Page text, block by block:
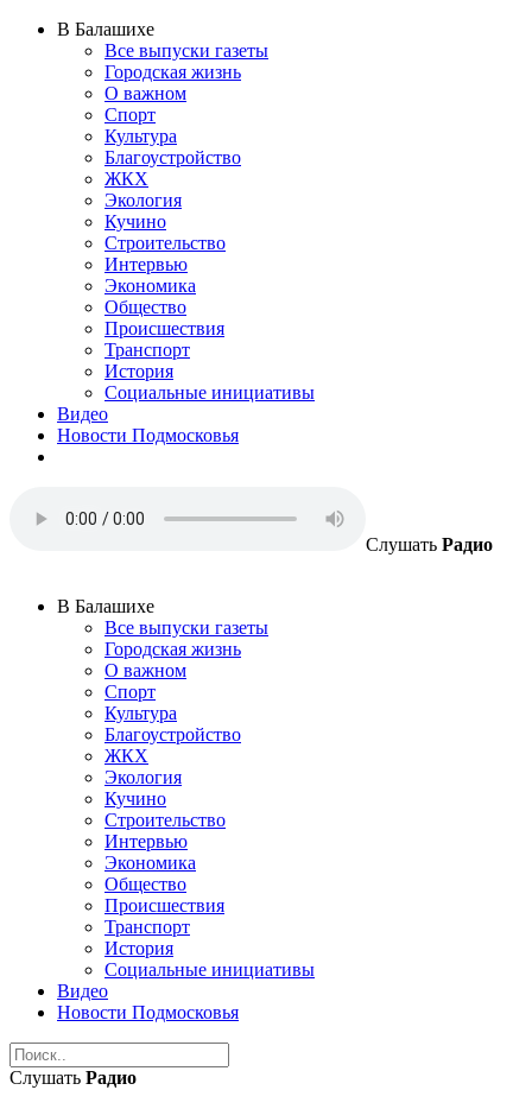
В Балашихе
Все выпуски газеты
Городская жизнь
О важном
Спорт
Культура
Благоустройство
ЖКХ
Экология
Кучино
Строительство
Интервью
Экономика
Общество
Происшествия
Транспорт
История
Социальные инициативы
Видео
Новости Подмосковья
Слушать Радио
В Балашихе
Все выпуски газеты
Городская жизнь
О важном
Спорт
Культура
Благоустройство
ЖКХ
Экология
Кучино
Строительство
Интервью
Экономика
Общество
Происшествия
Транспорт
История
Социальные инициативы
Видео
Новости Подмосковья
Слушать Радио